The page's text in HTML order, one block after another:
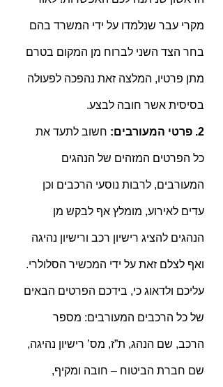
מקרי עבר שנלמדו על ידי המשרד בהם
בחר הצד השני לברוח מן המקום בטרם
מתן פרטיו, המלצה זאת נהפכה לפעולה
בסיסית אשר חובה לבצע.
2. פרטי המעורבים: חשוב לתעד את
כל הפרטים המזהים של הנהגים
המעורבים, לרבות נוסעי הרכבים וכן
עדים לאירוע, מומלץ אף לבקש מן
הנהגים להציג רישיון רכב ורישיון נהיגה
ואף לצלם זאת על ידי המכשיר הסלולרי.
עליכם ולדאוג כי, בידכם הפרטים הבאים
של כל הרכבים המעורבים: מספר
הרכב, שם הנהג, ת”ז, מס’ רישיון נהיגה,
שם חברת הביטוח – חובה ומקיף,